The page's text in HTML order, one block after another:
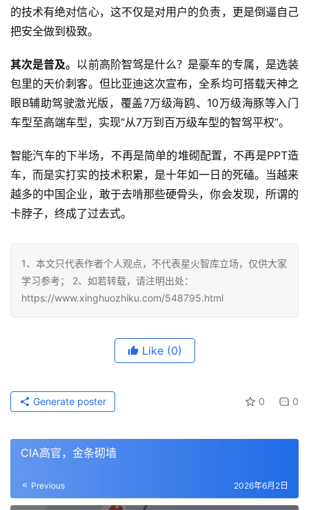
的技术有绝对信心，这不仅是对用户的负责，更是倒逼自己
把安全做到极致。
其次是普及。 以前高阶智驾是什么？是豪车的专属，是选装
包里的天价刺客。但比亚迪这次宣布，全系均可搭载天神之
眼B辅助驾驶激光版，覆盖7万级海鸥、10万级海豚等入门
车型至高端车型，实现“从7万到百万级车型的智驾平权”。
智能汽车的下半场，不再是简单的堆砌配置，不再是PPT造
车，而是实打实的技术积累，是十年如一日的死磕。当越来
越多的中国企业，敢于去啃那些硬骨头，你会发现，所谓的
卡脖子，终成了过去式。
1、本文只代表作者个人观点，不代表星火智库立场，仅供大家
学习参考； 2、如若转载，请注明出处：
https://www.xinghuozhiku.com/548795.html
Like (0)
0 0
Generate poster
CIA高官，金条砌墙
Previous 2026年6月2日